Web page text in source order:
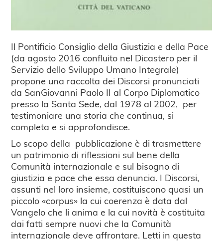
Il Pontificio Consiglio della Giustizia e della Pace
(da agosto 2016 confluito nel Dicastero per il
Servizio dello Sviluppo Umano Integrale)
propone una raccolta dei Discorsi pronunciati
da SanGiovanni Paolo II al Corpo Diplomatico
presso la Santa Sede, dal 1978 al 2002, per
testimoniare una storia che continua, si
completa e si approfondisce.
Lo scopo della pubblicazione è di trasmettere
un patrimonio di riflessioni sul bene della
Comunità internazionale e sul bisogno di
giustizia e pace che essa denuncia. I Discorsi,
assunti nel loro insieme, costituiscono quasi un
piccolo «corpus» la cui coerenza è data dal
Vangelo che li anima e la cui novità è costituita
dai fatti sempre nuovi che la Comunità
internazionale deve affrontare. Letti in questa